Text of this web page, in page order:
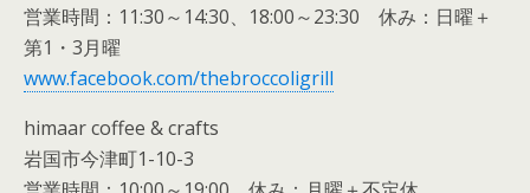
営業時間：11:30～14:30、18:00～23:30 休み：日曜＋
第1・3月曜
www.facebook.com/thebroccoligrill
himaar coffee & crafts
岩国市今津町1-10-3